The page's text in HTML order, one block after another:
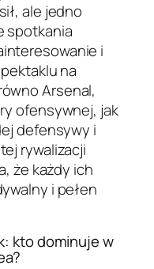
ale jedno
spotkania
i
na
Arsenal,
ofensywnej, jak
defensywy i
rywalizacji
że każdy ich
i pełen
kto dominuje w